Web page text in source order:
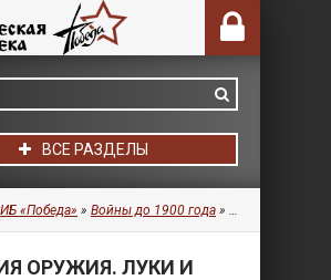
ВСЕ РАЗДЕЛЫ
«Победа» » Войны до 1900 года » Оружие
ОРУЖИЯ. ЛУКИ И